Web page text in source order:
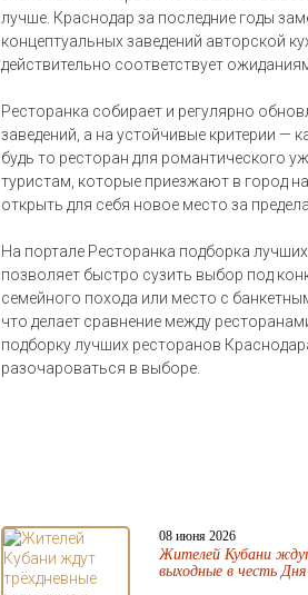
лучше. Краснодар за последние годы
концептуальных заведений авторской
действительно соответствует
Ресторанка собирает и регулярно
заведений, а на устойчивые критерии —
будь то ресторан для романтического
туристам, которые приезжают в город
открыть для себя новое место за
На портале Ресторанка подборка
позволяет быстро сузить выбор под
семейного похода или место с
что делает сравнение между
подборку лучших ресторанов
разочароваться в выборе.
08 июня 2026
Жителей Кубани
выходные в честь